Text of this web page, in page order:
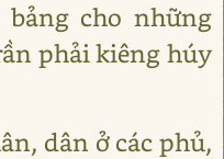
cho những
phải kiêng húy
dân ở các phủ,